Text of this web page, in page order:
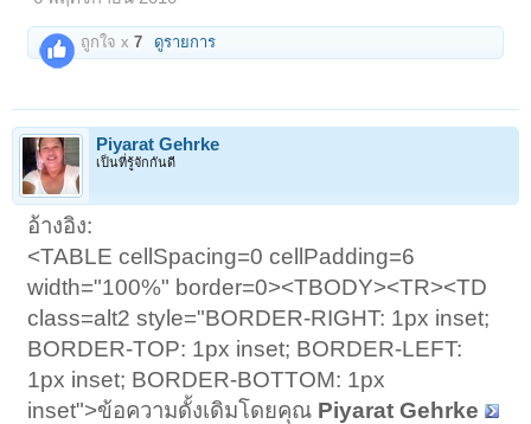
ถูกใจ x7 ดูรายการ
Piyarat Gehrke
เป็นที่รู้จักกันดี
อ้างอิง:
<TABLE cellSpacing=0 cellPadding=6
width="100%" border=0><TBODY><TR><TD
class=alt2 style="BORDER-RIGHT: 1px inset;
BORDER-TOP: 1px inset; BORDER-LEFT:
1px inset; BORDER-BOTTOM: 1px
inset">ข้อความดั้งเดิมโดยคุณ Piyarat Gehrke